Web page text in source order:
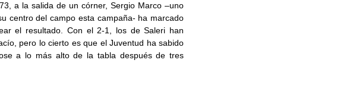
a la salida de un córner, Sergio Marco –uno
centro del campo esta campaña- ha marcado
el resultado. Con el 2-1, los de Saleri han
pero lo cierto es que el Juventud ha sabido
a lo más alto de la tabla después de tres